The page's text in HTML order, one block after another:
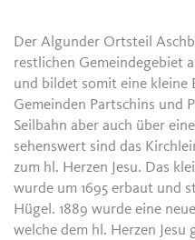
Der Algunder Ortsteil
restlichen Gemeindegebiet
und bildet somit eine kleine
Gemeinden Partschins und
Seilbahn aber auch über
sehenswert sind das
zum hl. Herzen Jesu. Das
wurde um 1695 erbaut und
Hügel. 1889 wurde eine
welche dem hl. Herzen Jesu